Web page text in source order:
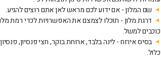
שם המלון - אם ידוע לכם מראש לאן אתם רוצים להגיע.
כוכבים למשל.
בסיס אירוח - לינה בלבד, ארוחת בוקר, חצי פנסיון,
כלול.